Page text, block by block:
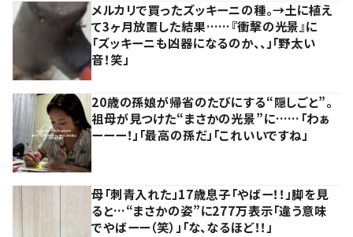
メルカリで買ったズッキーニの種。→土に植え
て3ヶ月放置した結果……『衝撃の光景』に
「ズッキーニも凶器になるのか、、」「野太い
音！笑」
20歳の孫娘が帰省のたびにする“隠しごと”。
祖母が見つけた“まさかの光景”に……「わぁ
ーーー！」「最高の孫だ」「これいいですね」
母「刺青入れた」17歳息子「やばー！！」脚を見
ると…“まさかの姿”に277万表示「違う意味
でやばーー（笑）」「な、なるほど！！」